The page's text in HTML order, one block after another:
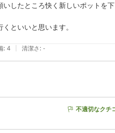
したところ快く新しいポットを
といいと思います。
: 4 | 清潔さ: -
不適切なクチ